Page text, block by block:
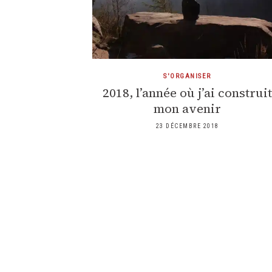
S'ORGANISER
2018, l’année où j’ai construit
mon avenir
23 DÉCEMBRE 2018